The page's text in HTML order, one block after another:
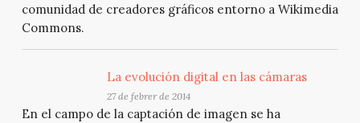
comunidad de creadores gráficos entorno a Wikimedia
Commons.
La evolución digital en las cámaras
27 de febrer de 2014
En el campo de la captación de imagen se ha